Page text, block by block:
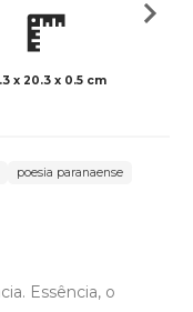
x 20.3 x 0.5 cm
poesia paranaense
Essência, o